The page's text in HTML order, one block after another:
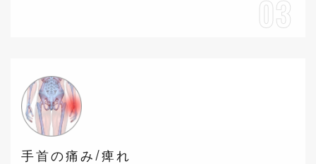
03
手首の痛み/痺れ